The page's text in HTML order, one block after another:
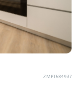
ZMPT584937